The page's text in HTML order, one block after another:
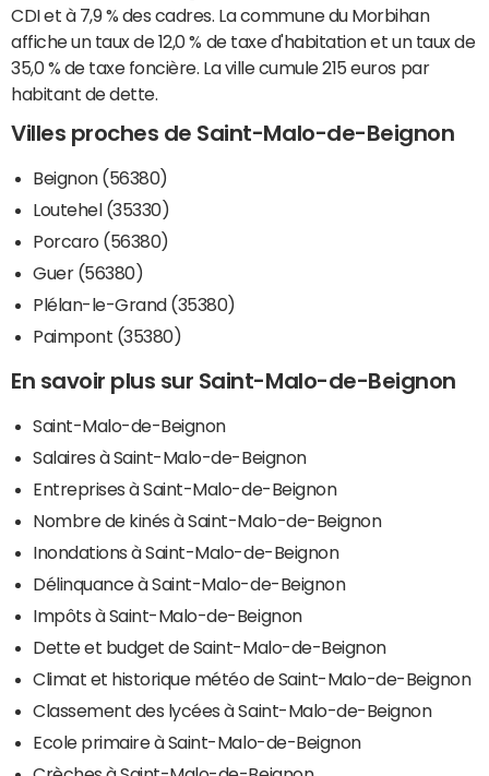
CDI et à 7,9 % des cadres. La commune du Morbihan
affiche un taux de 12,0 % de taxe d'habitation et un taux de
35,0 % de taxe foncière. La ville cumule 215 euros par
habitant de dette.
Villes proches de Saint-Malo-de-Beignon
Beignon (56380)
Loutehel (35330)
Porcaro (56380)
Guer (56380)
Plélan-le-Grand (35380)
Paimpont (35380)
En savoir plus sur Saint-Malo-de-Beignon
Saint-Malo-de-Beignon
Salaires à Saint-Malo-de-Beignon
Entreprises à Saint-Malo-de-Beignon
Nombre de kinés à Saint-Malo-de-Beignon
Inondations à Saint-Malo-de-Beignon
Délinquance à Saint-Malo-de-Beignon
Impôts à Saint-Malo-de-Beignon
Dette et budget de Saint-Malo-de-Beignon
Climat et historique météo de Saint-Malo-de-Beignon
Classement des lycées à Saint-Malo-de-Beignon
Ecole primaire à Saint-Malo-de-Beignon